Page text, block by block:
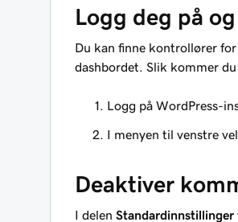
Logg deg på
Du kan finne kontrollører
dashbordet. Slik kommer
Logg på WordPress-
I menyen til venstre
Deaktiver
I delen Standardinnstillinger